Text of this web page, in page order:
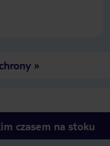
»
czasem na stoku